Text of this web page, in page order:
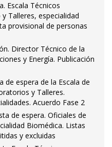
Escala Técnicos
Talleres, especialidad
provisional de personas
Director Técnico de la
y Energía. Publicación
de espera de la Escala de
y Talleres.
Acuerdo Fase 2
de espera. Oficiales de
Biomédica. Listas
y excluidas